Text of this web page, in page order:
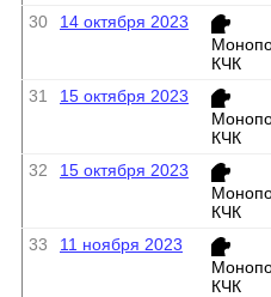
30
14 октября 2023
КЧК
31
15 октября 2023
КЧК
32
15 октября 2023
КЧК
33
11 ноября 2023
КЧК